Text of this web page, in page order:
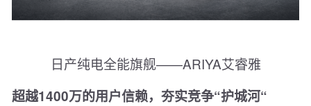
日产纯电全能旗舰——ARIYA艾睿雅
超越1400万的用户信赖，夯实竞争“护城河“